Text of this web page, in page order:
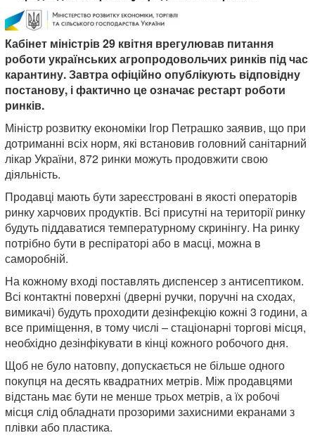
Кабінет міністрів 29 квітня врегулював питання
роботи українських агропродовольчих ринків під час
карантину. Завтра офіційно опублікують відповідну
постанову, і фактично це означає рестарт роботи
ринків.
Міністр розвитку економіки Ігор Петрашко заявив, що при
дотриманні всіх норм, які встановив головний санітарний
лікар України, 872 ринки можуть продовжити свою
діяльність.
Продавці мають бути зареєстровані в якості операторів
ринку харчових продуктів. Всі присутні на території ринку
будуть піддаватися температурному скринінгу. На ринку
потрібно бути в респіраторі або в масці, можна в
саморобній.
На кожному вході поставлять диспенсер з антисептиком.
Всі контактні поверхні (дверні ручки, поручні на сходах,
вимикачі) будуть проходити дезінфекцію кожні 3 години, а
все приміщення, в тому числі – стаціонарні торгові місця,
необхідно дезінфікувати в кінці кожного робочого дня.
Щоб не було натовпу, допускається не більше одного
покупця на десять квадратних метрів. Між продавцями
відстань має бути не менше трьох метрів, а їх робочі
місця слід обладнати прозорими захисними екранами з
плівки або пластика.